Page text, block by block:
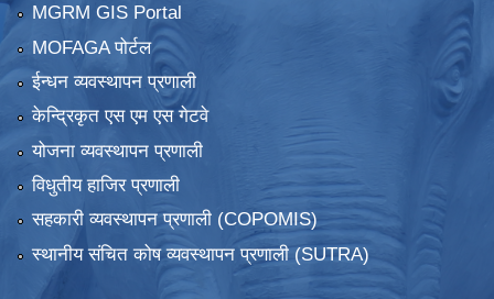
MGRM GIS Portal
MOFAGA पोर्टल
ईन्धन व्यवस्थापन प्रणाली
केन्द्रिकृत एस एम एस गेटवे
योजना व्यवस्थापन प्रणाली
विधुतीय हाजिर प्रणाली
सहकारी व्यवस्थापन प्रणाली (COPOMIS)
स्थानीय संचित कोष व्यवस्थापन प्रणाली (SUTRA)